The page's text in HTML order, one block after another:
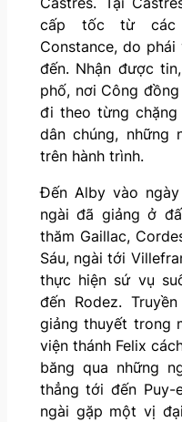
cấp tốc từ các
Constance, do
đến. Nhận được
phố, nơi Công
đi theo từng
dân chúng,
trên hành trình.
Đến Alby vào
ngài đã giảng ở
thăm Gaillac,
Sáu, ngài tới
thực hiện sứ vụ
đến Rodez.
giảng thuyết trong
viện thánh Felix
băng qua những
thẳng tới đến Puy-
ngài gặp một vị